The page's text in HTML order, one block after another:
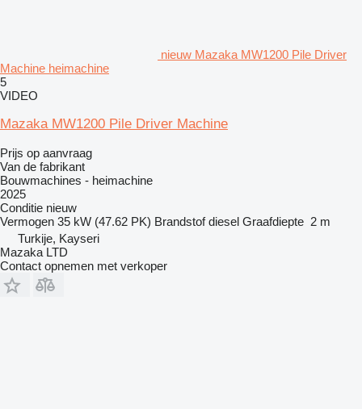
nieuw Mazaka MW1200 Pile Driver
Machine heimachine
5
VIDEO
Mazaka MW1200 Pile Driver Machine
Prijs op aanvraag
Van de fabrikant
Bouwmachines - heimachine
2025
Conditie nieuw
Vermogen 35 kW (47.62 PK) Brandstof diesel Graafdiepte 2 m
Turkije, Kayseri
Mazaka LTD
Contact opnemen met verkoper